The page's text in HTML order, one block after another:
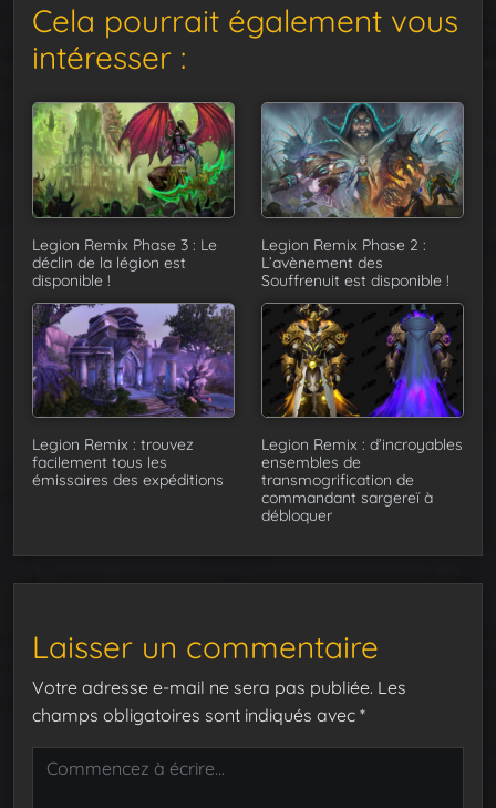
Cela pourrait également vous
intéresser :
Legion Remix Phase 3 : Le
déclin de la légion est
disponible !
Legion Remix Phase 2 :
L’avènement des
Souffrenuit est disponible !
Legion Remix : trouvez
facilement tous les
émissaires des expéditions
Legion Remix : d’incroyables
ensembles de
transmogrification de
commandant sargereï à
débloquer
Laisser un commentaire
Votre adresse e-mail ne sera pas publiée. Les
champs obligatoires sont indiqués avec *